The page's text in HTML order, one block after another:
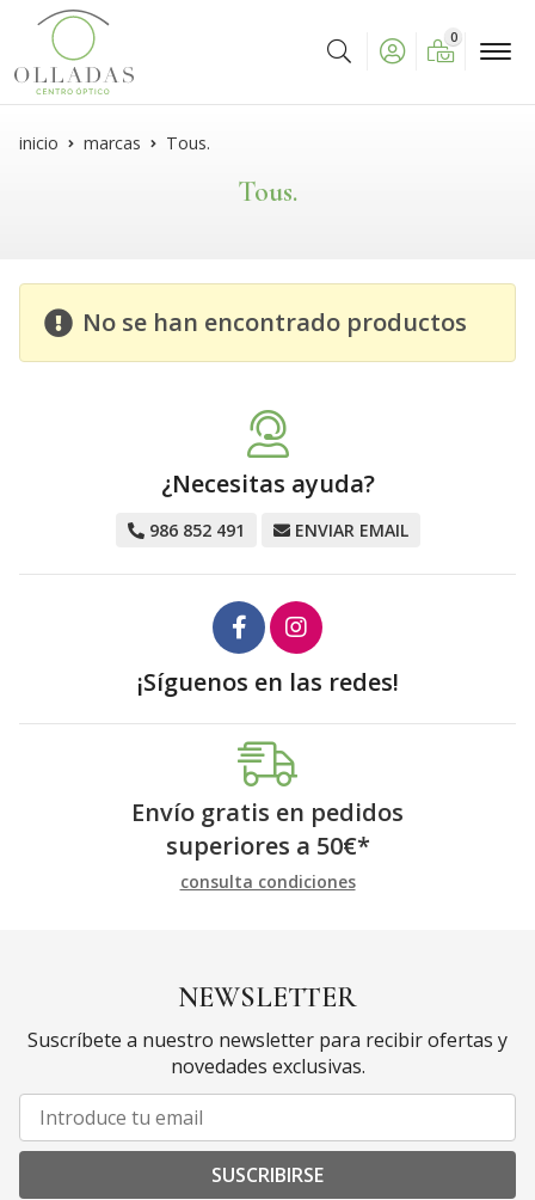
Buscar
0
inicio marcas Tous.
Tous.
No se han encontrado productos
¿Necesitas ayuda?
986 852 491 ENVIAR EMAIL
¡Síguenos en las redes!
Envío gratis en pedidos
superiores a 50€*
consulta condiciones
NEWSLETTER
Suscríbete a nuestro newsletter para recibir ofertas y
novedades exclusivas.
SUSCRIBIRSE